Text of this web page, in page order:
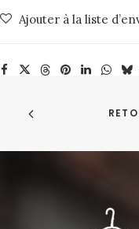
Stone
About
Ajouter à la liste